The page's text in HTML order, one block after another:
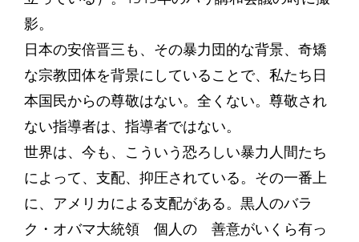
影。
日本の安倍晋三も、その暴力団的な背景、奇矯
な宗教団体を背景にしていることで、私たち日
本国民からの尊敬はない。全くない。尊敬され
ない指導者は、指導者ではない。
世界は、今も、こういう恐ろしい暴力人間たち
によって、支配、抑圧されている。その一番上
に、アメリカによる支配がある。黒人のバラ
ク・オバマ大統領 個人の 善意がいくら有っ